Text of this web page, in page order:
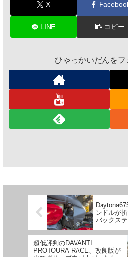
X
LINE コピー
ひゃっかいだんをフ
ンドルが
バックス
超低評判のDAVANTI
PROTOURA RACE、改良版が